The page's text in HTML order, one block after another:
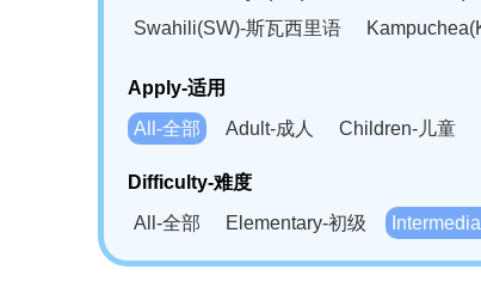
Swahili(SW)-斯瓦西里语
Apply-适用
All-全部
Adult-成人 Children-儿童
Difficulty-难度
All-全部
Elementary-初级